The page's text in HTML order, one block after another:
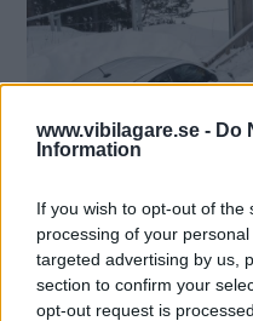
www.vibilagare.se - Do
Information
If you wish to opt-out of
processing of your
targeted advertising by us,
section to confirm your
opt-out request is
Hyundai i10 är enda långtestbil
Anders Helgesson trivs
Hyundai i10.